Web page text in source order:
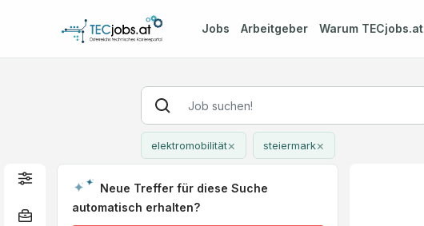
Jobs Arbeitgeber Warum TECjobs.at
elektromobilität× steiermark×
Neue Treffer für diese Suche
automatisch erhalten?